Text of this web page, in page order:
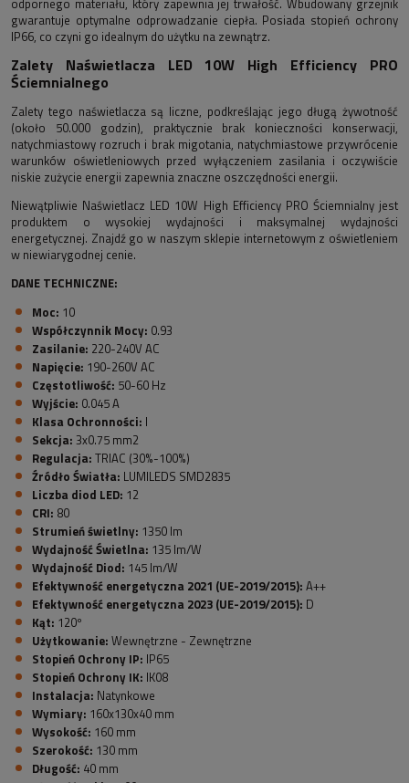
odpornego materiału, który zapewnia jej trwałość. Wbudowany grzejnik
gwarantuje optymalne odprowadzanie ciepła. Posiada stopień ochrony
IP66, co czyni go idealnym do użytku na zewnątrz.
Zalety Naświetlacza LED 10W High Efficiency PRO
Ściemnialnego
Zalety tego naświetlacza są liczne, podkreślając jego długą żywotność
(około 50.000 godzin), praktycznie brak konieczności konserwacji,
natychmiastowy rozruch i brak migotania, natychmiastowe przywrócenie
warunków oświetleniowych przed wyłączeniem zasilania i oczywiście
niskie zużycie energii zapewnia znaczne oszczędności energii.
Niewątpliwie Naświetlacz LED 10W High Efficiency PRO Ściemnialny jest
produktem o wysokiej wydajności i maksymalnej wydajności
energetycznej. Znajdź go w naszym sklepie internetowym z oświetleniem
w niewiarygodnej cenie.
DANE TECHNICZNE:
Moc: 10
Współczynnik Mocy: 0.93
Zasilanie: 220-240V AC
Napięcie: 190-260V AC
Częstotliwość: 50-60 Hz
Wyjście: 0.045 A
Klasa Ochronności: I
Sekcja: 3x0.75 mm2
Regulacja: TRIAC (30%-100%)
Źródło Światła: LUMILEDS SMD2835
Liczba diod LED: 12
CRI: 80
Strumień świetlny: 1350 lm
Wydajność Świetlna: 135 lm/W
Wydajność Diod: 145 lm/W
Efektywność energetyczna 2021 (UE-2019/2015): A++
Efektywność energetyczna 2023 (UE-2019/2015): D
Kąt: 120º
Użytkowanie: Wewnętrzne - Zewnętrzne
Stopień Ochrony IP: IP65
Stopień Ochrony IK: IK08
Instalacja: Natynkowe
Wymiary: 160x130x40 mm
Wysokość: 160 mm
Szerokość: 130 mm
Długość: 40 mm